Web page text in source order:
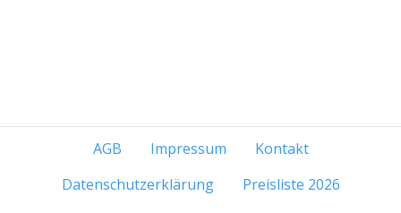
AGB Impressum
Kontakt
Datenschutzerklärung
Preisliste 2026